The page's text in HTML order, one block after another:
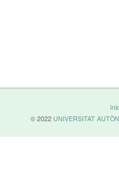
© 2022 UNIVERSITAT